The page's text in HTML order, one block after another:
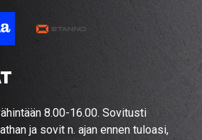
8.00-16.00. Sovitusti
ja sovit n. ajan ennen tuloasi,